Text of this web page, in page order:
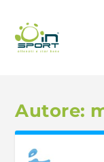
Autore: